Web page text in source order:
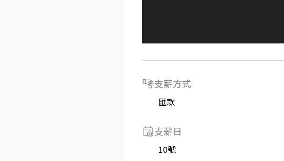
支薪方式
匯款
支薪日
10號